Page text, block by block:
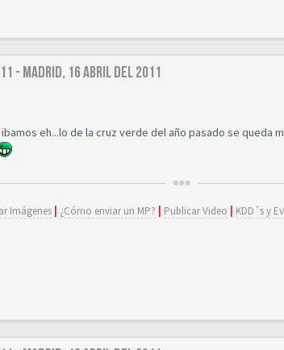
- Madrid, 16 Abril del 2011
eh...lo de la cruz verde del año pasado se queda
Imágenes ¿Cómo enviar un MP? Publicar Video KDD´s y